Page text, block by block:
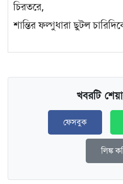
চিরতরে,
শান্তির ফল্গুধারা ছুটল
খবরটি
ফেসবুক
লিঙ্ক